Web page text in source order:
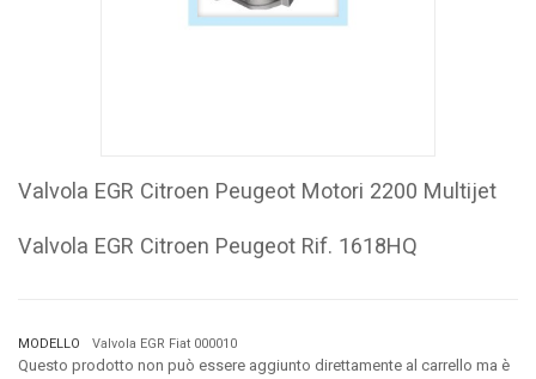
Valvola EGR Citroen Peugeot Motori 2200 Multijet
Valvola EGR Citroen Peugeot Rif. 1618HQ
MODELLO Valvola EGR Fiat 000010
Questo prodotto non può essere aggiunto direttamente al carrello ma è